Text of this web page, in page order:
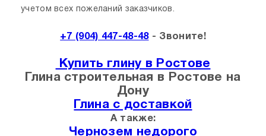
учетом всех пожеланий заказчиков.
+7 (904) 447-48-48- Звоните!
Купить глину в Ростове
Глина строительная в Ростове на
Дону
Глина с доставкой
А также:
Чернозем недорого